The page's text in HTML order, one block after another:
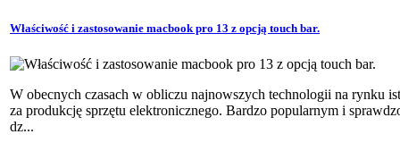
Właściwość i zastosowanie macbook pro 13 z opcją touch bar.
W obecnych czasach w obliczu najnowszych technologii na rynku
za produkcję sprzętu elektronicznego. Bardzo popularnym i
dz...